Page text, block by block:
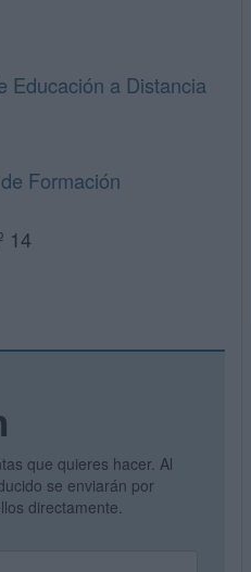
Educación a Distancia
Formación
14
que quieres hacer. Al
se enviarán por
directamente.